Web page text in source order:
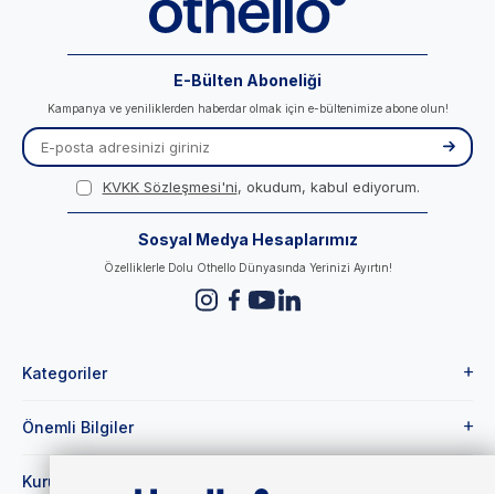
Kategoriler
Önemli Bilgiler
Kurumsal
E-Bülten Aboneliği
Kampanya ve yeniliklerden haberdar olmak için e-bültenimize abone olun!
KVKK Sözleşmesi'ni, okudum, kabul ediyorum.
Sosyal Medya Hesaplarımız
Özelliklerle Dolu Othello Dünyasında Yerinizi Ayırtın!